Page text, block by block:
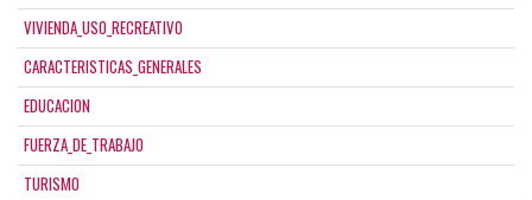
VIVIENDA_USO_RECREATIVO
CARACTERISTICAS_GENERALES
EDUCACION
FUERZA_DE_TRABAJO
TURISMO